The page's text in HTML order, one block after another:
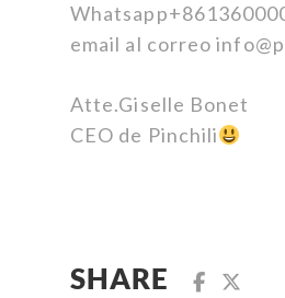
email al correo
Atte.Giselle Bonet
CEO de Pinchili
SHARE